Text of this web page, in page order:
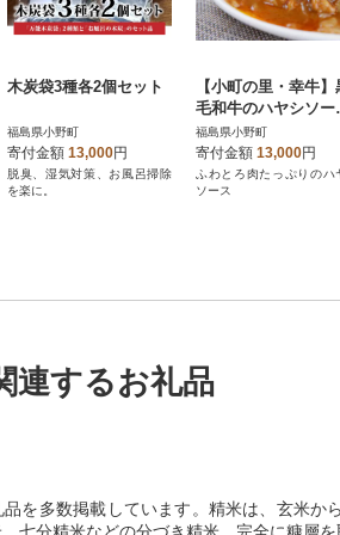
木炭袋3種各2個セット
福島県小野町
寄付金額 13,000円
脱臭、湿気対策、お風呂掃除
を楽に。
【小町の里・幸牛】
毛和牛のハヤシソー
ス 200g×4個
福島県小野町
寄付金額 13,000円
ふわとろ肉たっぷりのハ
ソース
連するお礼品
を多数掲載しています。精米は、玄米
七分精米などの分づき精米、完全に糠層